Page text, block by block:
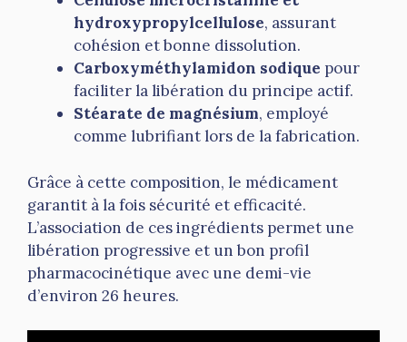
hydroxypropylcellulose, assurant
cohésion et bonne dissolution.
Carboxyméthylamidon sodique pour
faciliter la libération du principe actif.
Stéarate de magnésium, employé
comme lubrifiant lors de la fabrication.
Grâce à cette composition, le médicament
garantit à la fois sécurité et efficacité.
L’association de ces ingrédients permet une
libération progressive et un bon profil
pharmacocinétique avec une demi-vie
d’environ 26 heures.